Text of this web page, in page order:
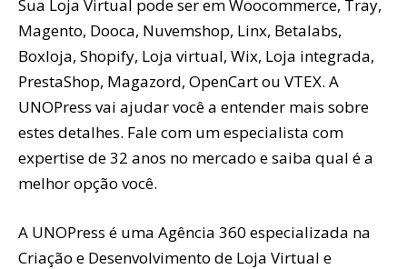
Sua Loja Virtual pode ser em Woocommerce, Tray,
Magento, Dooca, Nuvemshop, Linx, Betalabs,
Boxloja, Shopify, Loja virtual, Wix, Loja integrada,
PrestaShop, Magazord, OpenCart ou VTEX. A
UNOPress vai ajudar você a entender mais sobre
estes detalhes. Fale com um especialista com
expertise de 32 anos no mercado e saiba qual é a
melhor opção você.
A UNOPress é uma Agência 360 especializada na
Criação e Desenvolvimento de Loja Virtual e